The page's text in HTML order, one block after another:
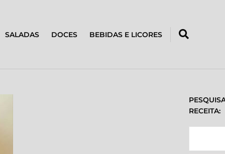
SALADAS DOCES BEBIDAS E LICORES
RECEITA: